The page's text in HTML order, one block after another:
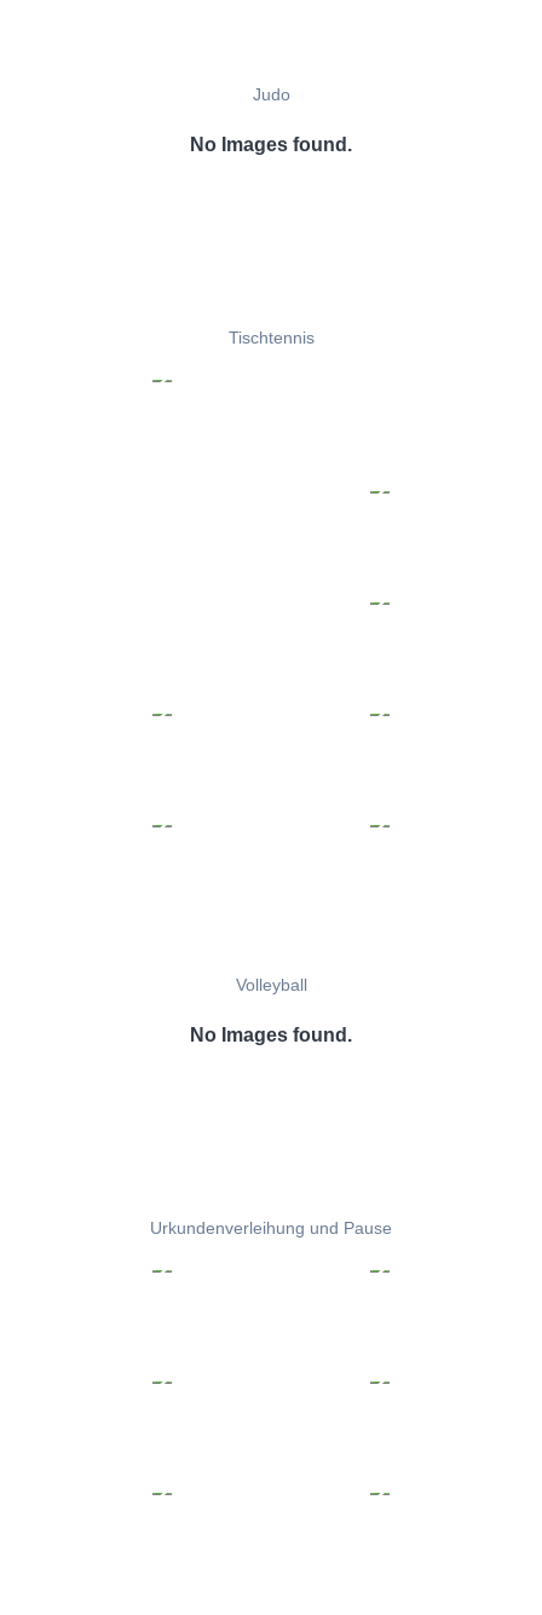
Judo
No Images found.
Tischtennis
Volleyball
No Images found.
Urkundenverleihung und Pause